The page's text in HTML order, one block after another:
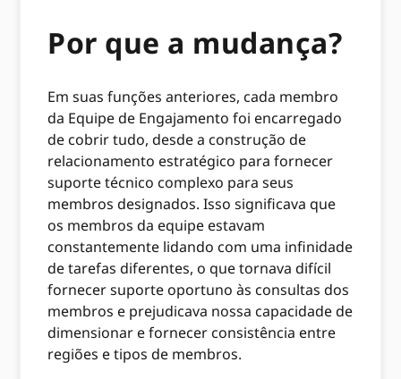
Por que a mudança?
Em suas funções anteriores, cada membro
da Equipe de Engajamento foi encarregado
de cobrir tudo, desde a construção de
relacionamento estratégico para fornecer
suporte técnico complexo para seus
membros designados. Isso significava que
os membros da equipe estavam
constantemente lidando com uma infinidade
de tarefas diferentes, o que tornava difícil
fornecer suporte oportuno às consultas dos
membros e prejudicava nossa capacidade de
dimensionar e fornecer consistência entre
regiões e tipos de membros.